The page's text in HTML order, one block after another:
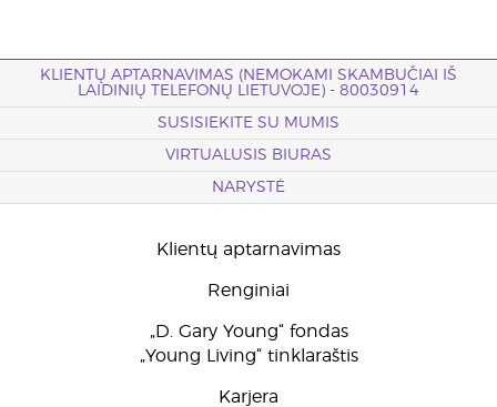
KLIENTŲ APTARNAVIMAS (NEMOKAMI SKAMBUČIAI IŠ
LAIDINIŲ TELEFONŲ LIETUVOJE) - 80030914
SUSISIEKITE SU MUMIS
VIRTUALUSIS BIURAS
NARYSTĖ
Klientų aptarnavimas
Renginiai
„D. Gary Young“ fondas
„Young Living“ tinklaraštis
Karjera